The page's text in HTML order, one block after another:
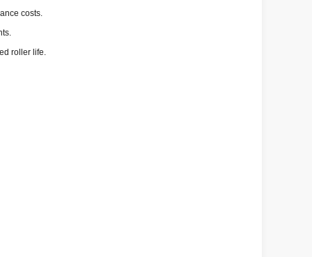
costs.
roller life.